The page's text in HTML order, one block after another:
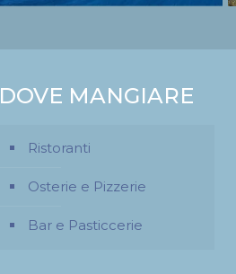
DOVE MANGIARE
Ristoranti
Osterie e Pizzerie
Bar e Pasticcerie